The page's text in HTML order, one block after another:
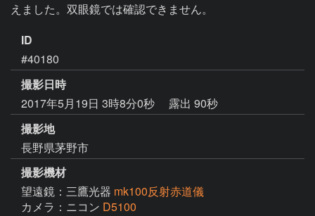
えました。双眼鏡では確認できません。
ID
#40180
撮影日時
2017年5月19日 3時8分0秒
露出 90秒
撮影地
長野県茅野市
撮影機材
望遠鏡：三鷹光器 mk100反射赤道儀
カメラ：ニコン D5100